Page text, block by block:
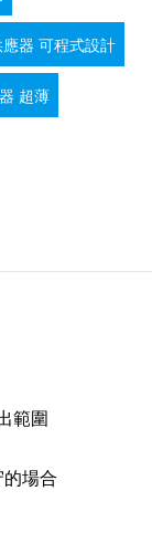
器 可程式設計
超薄
範圍
場合